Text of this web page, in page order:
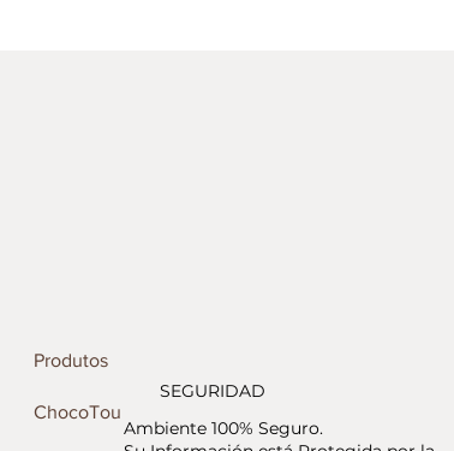
Produtos
ChocoTour
SEGURIDAD
Ambiente 100% Seguro.